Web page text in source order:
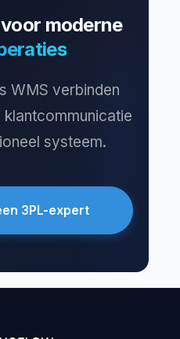
moderne
WMS verbinden
systeem.
3PL-expert